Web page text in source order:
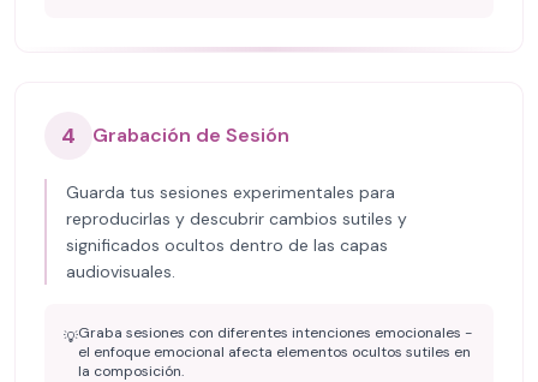
4 Grabación de Sesión
Guarda tus sesiones experimentales para
reproducirlas y descubrir cambios sutiles y
significados ocultos dentro de las capas
audiovisuales.
💡Graba sesiones con diferentes intenciones emocionales -
el enfoque emocional afecta elementos ocultos sutiles en
la composición.